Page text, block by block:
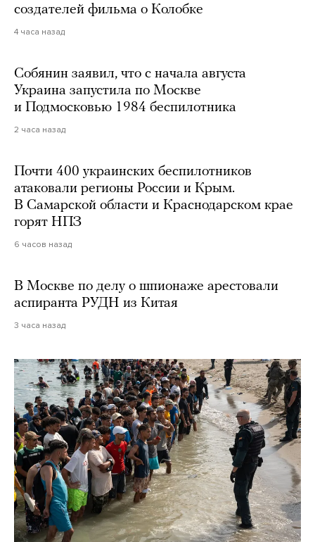
создателей фильма о Колобке
4 часа назад
Собянин заявил, что с начала августа
Украина запустила по Москве
и Подмосковью 1984 беспилотника
2 часа назад
Почти 400 украинских беспилотников
атаковали регионы России и Крым.
В Самарской области и Краснодарском крае
горят НПЗ
6 часов назад
В Москве по делу о шпионаже арестовали
аспиранта РУДН из Китая
3 часа назад